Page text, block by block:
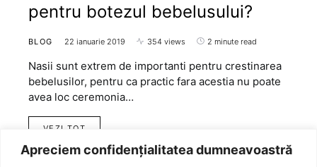
Apreciem confidențialitatea dumneavoastră
pentru botezul bebelusului?
BLOG 22 ianuarie 2019 354 views 2 minute read
Nasii sunt extrem de importanti pentru crestinarea
bebelusilor, pentru ca practic fara acestia nu poate
avea loc ceremonia…
VEZI TOT